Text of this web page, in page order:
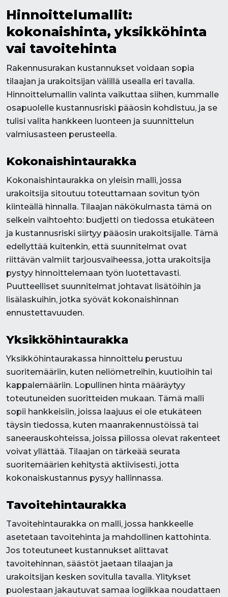
Hinnoittelumallit:
kokonaishinta, yksikköhinta
vai tavoitehinta
Rakennusurakan kustannukset voidaan sopia
tilaajan ja urakoitsijan välillä usealla eri tavalla.
Hinnoittelumallin valinta vaikuttaa siihen, kummalle
osapuolelle kustannusriski pääosin kohdistuu, ja se
tulisi valita hankkeen luonteen ja suunnittelun
valmiusasteen perusteella.
Kokonaishintaurakka
Kokonaishintaurakka on yleisin malli, jossa
urakoitsija sitoutuu toteuttamaan sovitun työn
kiinteällä hinnalla. Tilaajan näkökulmasta tämä on
selkein vaihtoehto: budjetti on tiedossa etukäteen
ja kustannusriski siirtyy pääosin urakoitsijalle. Tämä
edellyttää kuitenkin, että suunnitelmat ovat
riittävän valmiit tarjousvaiheessa, jotta urakoitsija
pystyy hinnoittelemaan työn luotettavasti.
Puutteelliset suunnitelmat johtavat lisätöihin ja
lisälaskuihin, jotka syövät kokonaishinnan
ennustettavuuden.
Yksikköhintaurakka
Yksikköhintaurakassa hinnoittelu perustuu
suoritemääriin, kuten neliömetreihin, kuutioihin tai
kappalemääriin. Lopullinen hinta määräytyy
toteutuneiden suoritteiden mukaan. Tämä malli
sopii hankkeisiin, joissa laajuus ei ole etukäteen
täysin tiedossa, kuten maanrakennustöissä tai
saneerauskohteissa, joissa piilossa olevat rakenteet
voivat yllättää. Tilaajan on tärkeää seurata
suoritemäärien kehitystä aktiivisesti, jotta
kokonaiskustannus pysyy hallinnassa.
Tavoitehintaurakka
Tavoitehintaurakka on malli, jossa hankkeelle
asetetaan tavoitehinta ja mahdollinen kattohinta.
Jos toteutuneet kustannukset alittavat
tavoitehinnan, säästöt jaetaan tilaajan ja
urakoitsijan kesken sovitulla tavalla. Ylitykset
puolestaan jakautuvat samaa logiikkaa noudattaen